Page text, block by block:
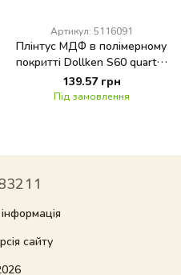
Артикул: 5116091
Плінтус МДФ в полімерному
покритті Dollken S60 quartet
(2782)
139.57 грн
Під замовлення
сайту